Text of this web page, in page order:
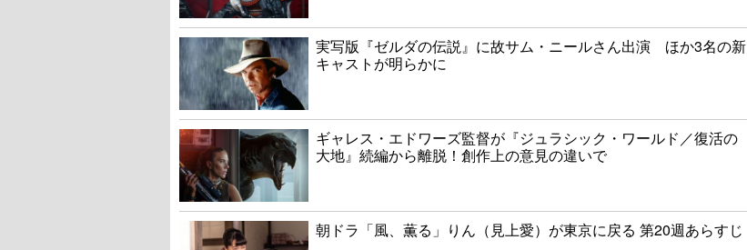
実写版『ゼルダの伝説』に故サム・ニールさん出演 ほか3名の新
キャストが明らかに
ギャレス・エドワーズ監督が『ジュラシック・ワールド／復活の
大地』続編から離脱！創作上の意見の違いで
朝ドラ「風、薫る」りん（見上愛）が東京に戻る 第20週あらすじ